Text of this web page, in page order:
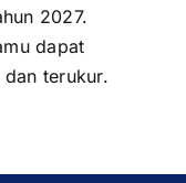
2027.
dapat
dan terukur.